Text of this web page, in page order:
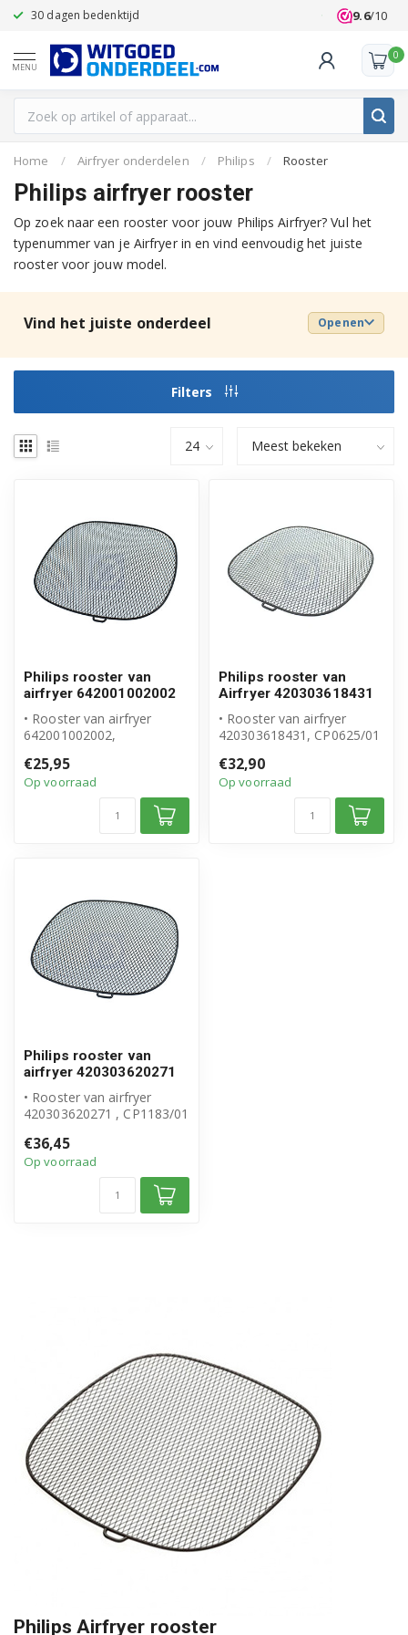
30 dagen bedenktijd Klanten
9.6/10
MENU
0
Home / Airfryer onderdelen / Philips / Rooster
Philips airfryer rooster
Op zoek naar een rooster voor jouw Philips Airfryer? Vul het
typenummer van je Airfryer in en vind eenvoudig het juiste
rooster voor jouw model.
Vind het juiste onderdeel Openen
Filters
Philips rooster van
airfryer 642001002002
• Rooster van airfryer
642001002002,
• Origineel Philips product
€25,95
Op voorraad
Philips rooster van
Airfryer 420303618431
• Rooster van airfryer
420303618431, CP0625/01
QuickClea...
€32,90
Op voorraad
Philips rooster van
airfryer 420303620271
• Rooster van airfryer
420303620271 , CP1183/01
€36,45
Op voorraad
Philips Airfryer rooster